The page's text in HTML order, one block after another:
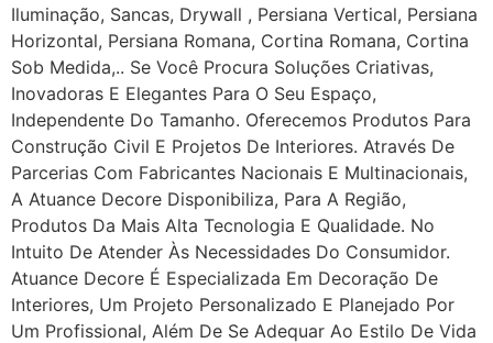
Iluminação, Sancas, Drywall , Persiana Vertical, Persiana
Horizontal, Persiana Romana, Cortina Romana, Cortina
Sob Medida,.. Se Você Procura Soluções Criativas,
Inovadoras E Elegantes Para O Seu Espaço,
Independente Do Tamanho. Oferecemos Produtos Para
Construção Civil E Projetos De Interiores. Através De
Parcerias Com Fabricantes Nacionais E Multinacionais,
A Atuance Decore Disponibiliza, Para A Região,
Produtos Da Mais Alta Tecnologia E Qualidade. No
Intuito De Atender Às Necessidades Do Consumidor.
Atuance Decore É Especializada Em Decoração De
Interiores, Um Projeto Personalizado E Planejado Por
Um Profissional, Além De Se Adequar Ao Estilo De Vida